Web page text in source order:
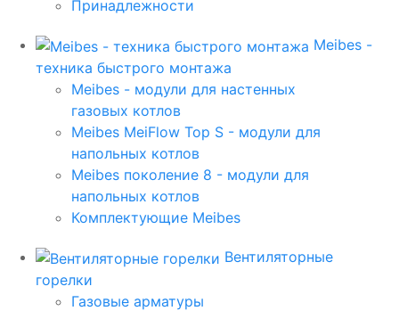
Принадлежности
Meibes -
техника быстрого монтажа
Meibes - модули для настенных
газовых котлов
Meibes MeiFlow Top S - модули для
напольных котлов
Meibes поколение 8 - модули для
напольных котлов
Комплектующие Meibes
Вентиляторные
горелки
Газовые арматуры